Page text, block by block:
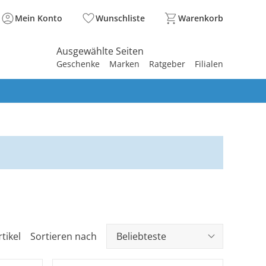
Mein Konto Wunschliste Warenkorb
Ausgewählte Seiten
Geschenke Marken Ratgeber Filialen
Sortieren nach